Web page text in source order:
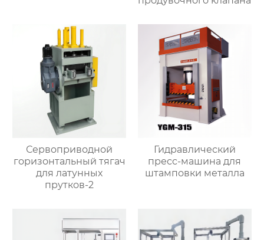
Сервоприводной
горизонтальный тягач
для латунных
прутков-2
Гидравлический
пресс-машина для
штамповки металла